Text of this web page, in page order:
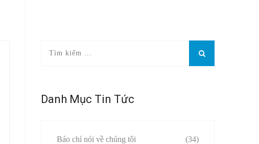
Danh Mục Tin Tức
Báo chí nói về chúng tôi (34)